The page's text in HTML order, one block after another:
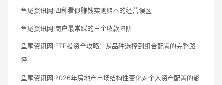
鱼尾资讯网·四种看似赚钱实则赔本的经营误区
鱼尾资讯网·商户最常踩的三个收款陷阱
鱼尾资讯网·ETF投资全攻略：从品种选择到组合配置的完整路
径
鱼尾资讯网·2026年房地产市场结构性变化对个人资产配置的影